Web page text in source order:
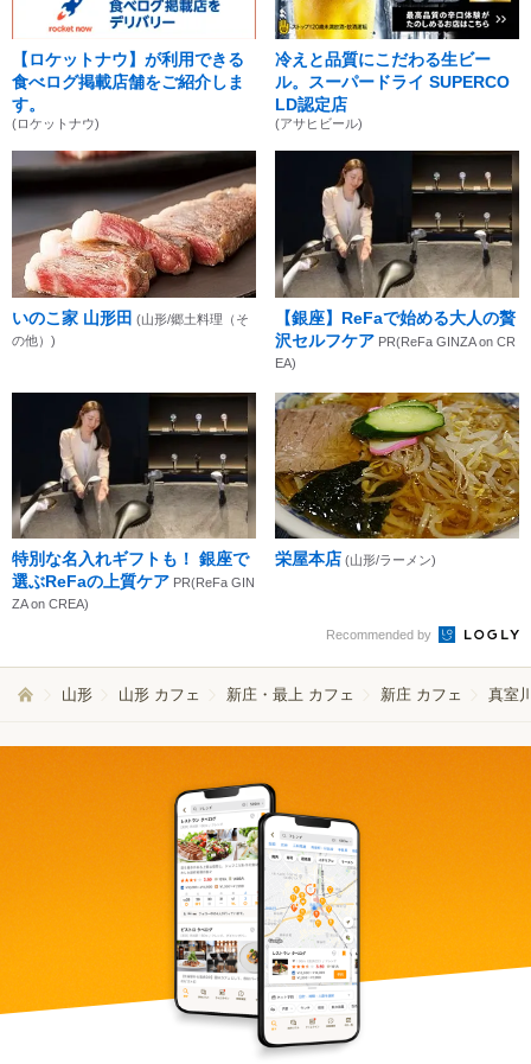
【ロケットナウ】が利用できる
食べログ掲載店舗をご紹介しま
す。
(ロケットナウ)
冷えと品質にこだわる生ビー
ル。スーパードライ SUPERCO
LD認定店
(アサヒビール)
いのこ家 山形田 (山形/郷土料理（そ
の他）)
【銀座】ReFaで始める大人の贅
沢セルフケア PR(ReFa GINZA on CR
EA)
特別な名入れギフトも！ 銀座で
選ぶReFaの上質ケア PR(ReFa GIN
ZA on CREA)
栄屋本店 (山形/ラーメン)
Recommended by
山形 山形 カフェ 新庄・最上 カフェ 新庄 カフェ 真室